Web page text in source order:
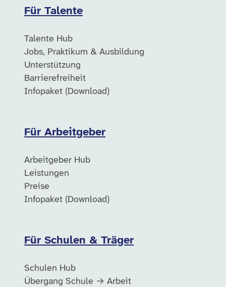
Für Talente
Talente Hub
Jobs, Praktikum & Ausbildung
Unterstützung
Barrierefreiheit
Infopaket (Download)
Für Arbeitgeber
Arbeitgeber Hub
Leistungen
Preise
Infopaket (Download)
Für Schulen & Träger
Schulen Hub
Übergang Schule → Arbeit